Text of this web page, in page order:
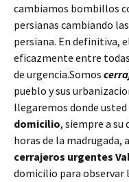
cambiamos bombillos
persianas cambiando
persiana. En definitiva,
eficazmente entre
de urgencia.Somos
pueblo y sus
llegaremos donde
domicilio, siempre a su
horas de la madrugada,
cerrajeros urgentes
domicilio para observar